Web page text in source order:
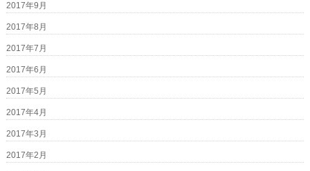
2017年9月
2017年8月
2017年7月
2017年6月
2017年5月
2017年4月
2017年3月
2017年2月